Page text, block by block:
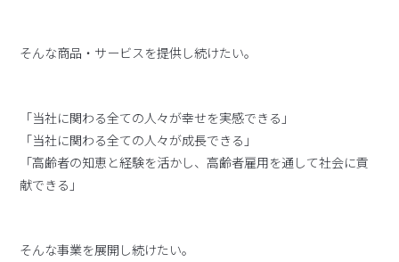
そんな商品・サービスを提供し続けたい。
「当社に関わる全ての人々が幸せを実感できる」
「当社に関わる全ての人々が成長できる」
「高齢者の知恵と経験を活かし、高齢者雇用を通して社会に貢
献できる」
そんな事業を展開し続けたい。